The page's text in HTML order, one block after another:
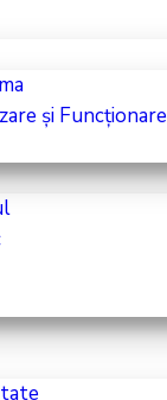
și Funcționare